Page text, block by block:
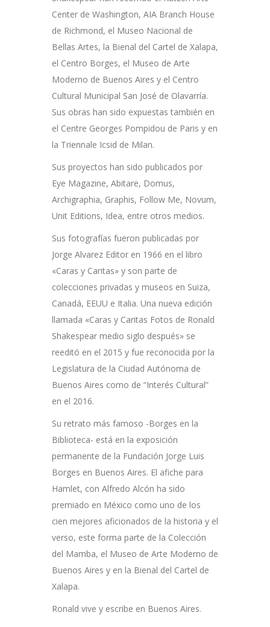
Center de Washington, AIA Branch House
de Richmond, el Museo Nacional de
Bellas Artes, la Bienal del Cartel de Xalapa,
el Centro Borges, el Museo de Arte
Moderno de Buenos Aires y el Centro
Cultural Municipal San José de Olavarría.
Sus obras han sido expuestas también en
el Centre Georges Pompidou de Paris y en
la Triennale Icsid de Milan.
Sus proyectos han sido publicados por
Eye Magazine, Abitare, Domus,
Archigraphia, Graphis, Follow Me, Novum,
Unit Editions, Idea, entre otros medios.
Sus fotografías fueron publicadas por
Jorge Alvarez Editor en 1966 en el libro
«Caras y Caritas» y son parte de
colecciones privadas y museos en Suiza,
Canadá, EEUU e Italia. Una nueva edición
llamada «Caras y Caritas Fotos de Ronald
Shakespear medio siglo después» se
reeditó en el 2015 y fue reconocida por la
Legislatura de la Ciudad Autónoma de
Buenos Aires como de “Interés Cultural”
en el 2016.
Su retrato más famoso -Borges en la
Biblioteca- está en la exposición
permanente de la Fundación Jorge Luis
Borges en Buenos Aires. El afiche para
Hamlet, con Alfredo Alcón ha sido
premiado en México como uno de los
cien mejores aficionados de la historia y el
verso, este forma parte de la Colección
del Mamba, el Museo de Arte Moderno de
Buenos Aires y en la Bienal del Cartel de
Xalapa.
Ronald vive y escribe en Buenos Aires.